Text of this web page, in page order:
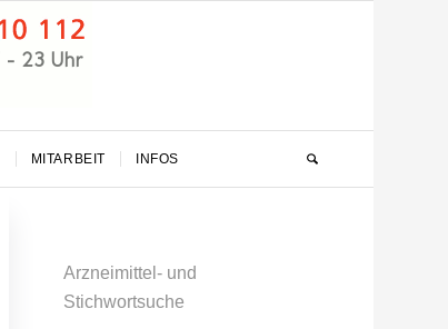
MITARBEIT INFOS
Arzneimittel- und
Stichwortsuche